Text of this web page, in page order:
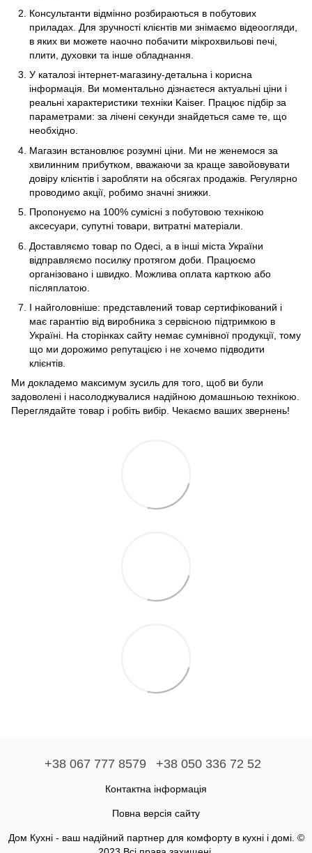
Консультанти відмінно розбираються в побутових
приладах. Для зручності клієнтів ми знімаємо відеоогляди,
в яких ви можете наочно побачити мікрохвильові печі,
плити, духовки та інше обладнання.
У каталозі інтернет-магазину-детальна і корисна
інформація. Ви моментально дізнаєтеся актуальні ціни і
реальні характеристики техніки Kaiser. Працює підбір за
параметрами: за лічені секунди знайдеться саме те, що
необхідно.
Магазин встановлює розумні ціни. Ми не женемося за
хвилинним прибутком, вважаючи за краще завойовувати
довіру клієнтів і заробляти на обсягах продажів. Регулярно
проводимо акції, робимо значні знижки.
Пропонуємо на 100% сумісні з побутовою технікою
аксесуари, супутні товари, витратні матеріали.
Доставляємо товар по Одесі, а в інші міста України
відправляємо посилку протягом доби. Працюємо
організовано і швидко. Можлива оплата карткою або
післяплатою.
І найголовніше: представлений товар сертифікований і
має гарантію від виробника з сервісною підтримкою в
Україні. На сторінках сайту немає сумнівної продукції, тому
що ми дорожимо репутацією і не хочемо підводити
клієнтів.
Ми докладемо максимум зусиль для того, щоб ви були
задоволені і насолоджувалися надійною домашньою технікою.
Переглядайте товар і робіть вибір. Чекаємо ваших звернень!
+38 067 777 8579 +38 050 336 72 52
Контактна інформація
Повна версія сайту
Дом Кухні - ваш надійний партнер для комфорту в кухні і домі. ©